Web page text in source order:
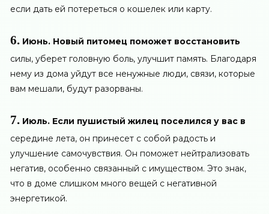
если дать ей потереться о кошелек или карту.
6. Июнь. Новый питомец поможет восстановить
силы, уберет головную боль, улучшит память. Благодаря
нему из дома уйдут все ненужные люди, связи, которые
вам мешали, будут разорваны.
7. Июль. Если пушистый жилец поселился у вас в
середине лета, он принесет с собой радость и
улучшение самочувствия. Он поможет нейтрализовать
негатив, особенно связанный с имуществом. Это знак,
что в доме слишком много вещей с негативной
энергетикой.